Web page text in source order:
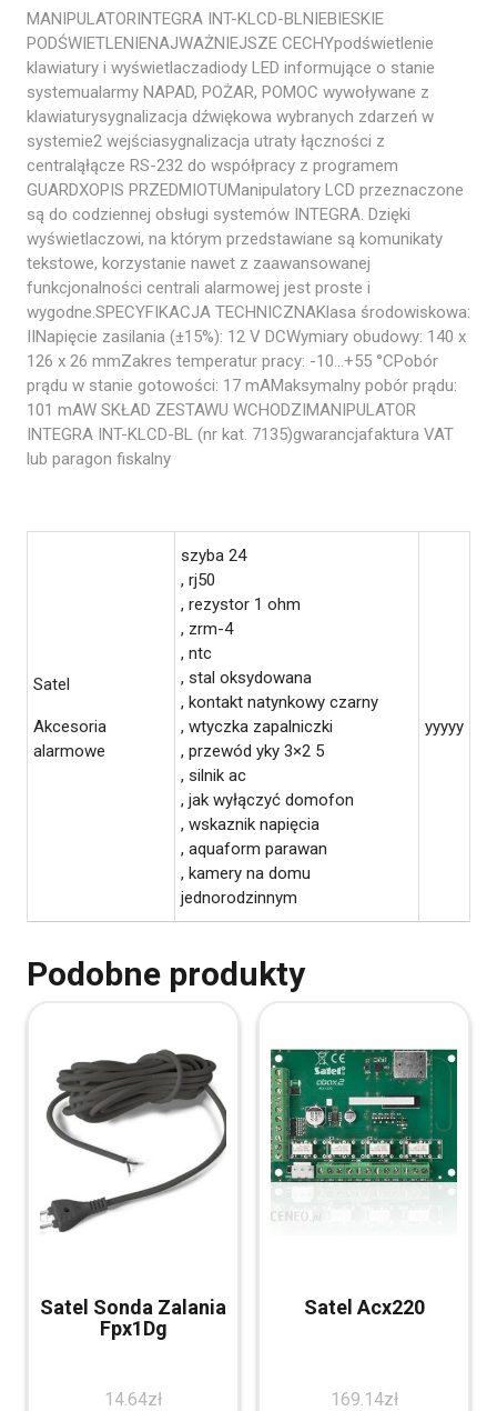
MANIPULATORINTEGRA INT-KLCD-BLNIEBIESKIE
PODŚWIETLENIENAJWAŻNIEJSZE CECHYpodświetlenie
klawiatury i wyświetlaczadiody LED informujące o stanie
systemualarmy NAPAD, POŻAR, POMOC wywoływane z
klawiaturysygnalizacja dźwiękowa wybranych zdarzeń w
systemie2 wejściasygnalizacja utraty łączności z
centraląłącze RS-232 do współpracy z programem
GUARDXOPIS PRZEDMIOTUManipulatory LCD przeznaczone
są do codziennej obsługi systemów INTEGRA. Dzięki
wyświetlaczowi, na którym przedstawiane są komunikaty
tekstowe, korzystanie nawet z zaawansowanej
funkcjonalności centrali alarmowej jest proste i
wygodne.SPECYFIKACJA TECHNICZNAKlasa środowiskowa:
IINapięcie zasilania (±15%): 12 V DCWymiary obudowy: 140 x
126 x 26 mmZakres temperatur pracy: -10…+55 °CPobór
prądu w stanie gotowości: 17 mAMaksymalny pobór prądu:
101 mAW SKŁAD ZESTAWU WCHODZIMANIPULATOR
INTEGRA INT-KLCD-BL (nr kat. 7135)gwarancjafaktura VAT
lub paragon fiskalny
Satel
Akcesoria
alarmowe
szyba 24
, rj50
, rezystor 1 ohm
, zrm-4
, ntc
, stal oksydowana
, kontakt natynkowy czarny
, wtyczka zapalniczki
, przewód yky 3×2 5
, silnik ac
, jak wyłączyć domofon
, wskaznik napięcia
, aquaform parawan
, kamery na domu
jednorodzinnym
yyyyy
Podobne produkty
Satel Sonda Zalania
Fpx1Dg
14.64zł
Satel Acx220
169.14zł